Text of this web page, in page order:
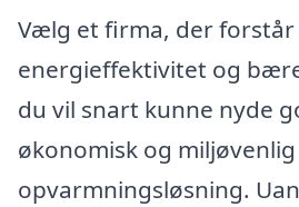
Vælg et firma, der
energieffektivitet og
du vil snart kunne nyde
økonomisk og miljøvenlig
opvarmningsløsning.